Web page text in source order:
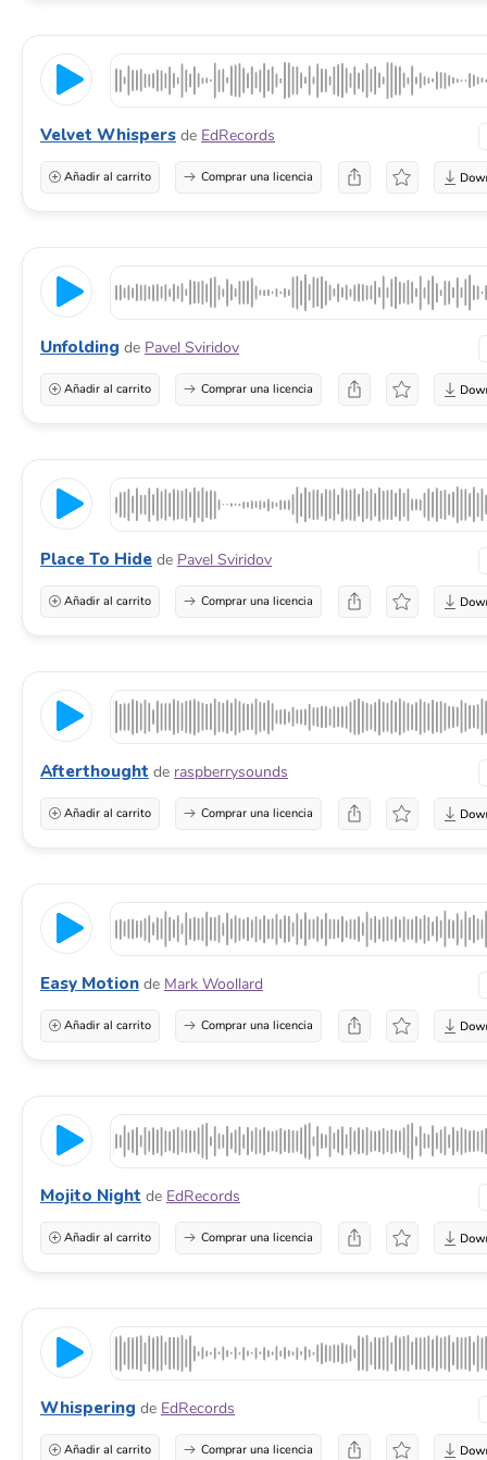
Velvet Whispers de EdRecords
Añadir al carrito Comprar una licencia
Unfolding de Pavel Sviridov
Añadir al carrito Comprar una licencia
Place To Hide de Pavel Sviridov
Añadir al carrito Comprar una licencia
Afterthought de raspberrysounds
Añadir al carrito Comprar una licencia
Easy Motion de Mark Woollard
Añadir al carrito Comprar una licencia
Mojito Night de EdRecords
Añadir al carrito Comprar una licencia
Whispering de EdRecords
Añadir al carrito Comprar una licencia